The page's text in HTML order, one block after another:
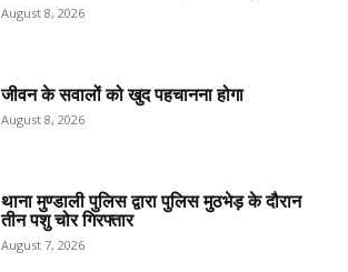
August 8, 2026
जीवन के सवालों को खुद पहचानना होगा
August 8, 2026
थाना मुण्डाली पुलिस द्वारा पुलिस मुठभेड़ के दौरान
तीन पशु चोर गिरफ्तार
August 7, 2026